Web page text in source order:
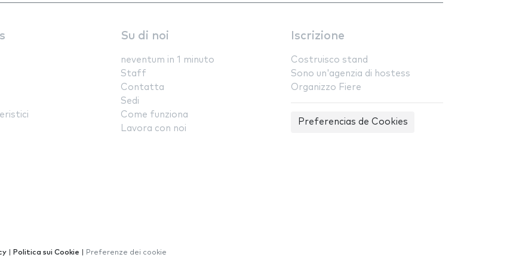
Su di noi
neventum in 1 minuto
Staff
Contatta
Sedi
Come funziona
Lavora con noi
Iscrizione
Costruisco stand
Sono un'agenzia di hostess
Organizzo Fiere
Preferencias de Cookies
Politica sui Cookie Preferenze dei cookie